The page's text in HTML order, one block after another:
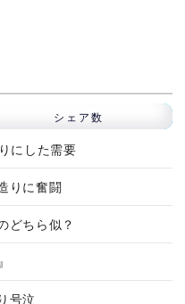
シェア数
にした需要
りに奮闘
どちら似？
号泣